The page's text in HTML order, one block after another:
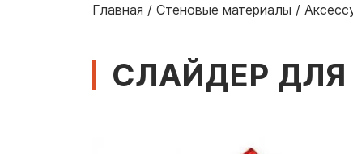
Главная / Стеновые материалы /
СЛАЙДЕР ДЛЯ